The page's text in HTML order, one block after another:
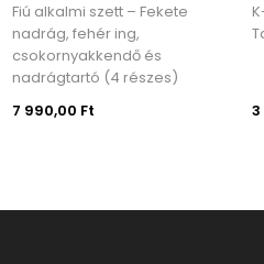
Fiú alkalmi szett – Fekete
nadrág, fehér ing,
csokornyakkendő és
nadrágtartó (4 részes)
7 990,00 Ft